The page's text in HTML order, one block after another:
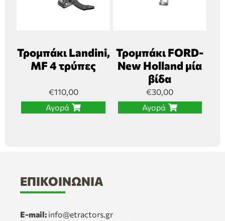
Τρομπάκι Landini,
MF 4 τρύπες
€110,00
Αγορά
Τρομπάκι FORD-
New Holland μία
βίδα
€30,00
Αγορά
ΕΠΙΚΟΙΝΩΝΊΑ
E-mail: info@etractors.gr